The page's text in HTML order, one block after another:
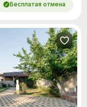
Бесплатая отмена